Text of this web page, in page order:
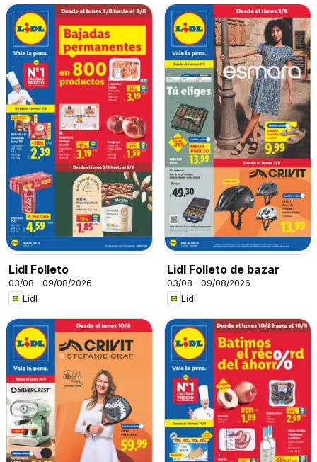
Lidl Folleto
03/08 - 09/08/2026
Lidl
Lidl Folleto de bazar
03/08 - 09/08/2026
Lidl